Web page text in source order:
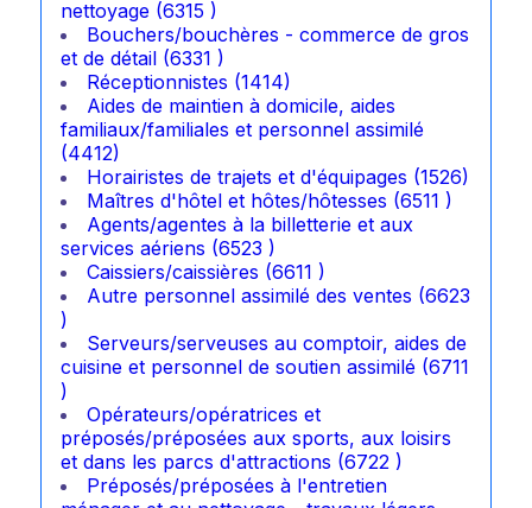
nettoyage (6315 )
Bouchers/bouchères - commerce de gros
et de détail (6331 )
Réceptionnistes (1414)
Aides de maintien à domicile, aides
familiaux/familiales et personnel assimilé
(4412)
Horairistes de trajets et d'équipages (1526)
Maîtres d'hôtel et hôtes/hôtesses (6511 )
Agents/agentes à la billetterie et aux
services aériens (6523 )
Caissiers/caissières (6611 )
Autre personnel assimilé des ventes (6623
)
Serveurs/serveuses au comptoir, aides de
cuisine et personnel de soutien assimilé (6711
)
Opérateurs/opératrices et
préposés/préposées aux sports, aux loisirs
et dans les parcs d'attractions (6722 )
Préposés/préposées à l'entretien